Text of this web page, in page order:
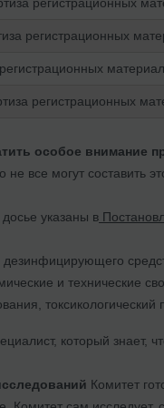
регистрационных
регистрационных
особое внимание
не все могут составить
указаны в
и технические
токсикологический
который знает,
Комитет